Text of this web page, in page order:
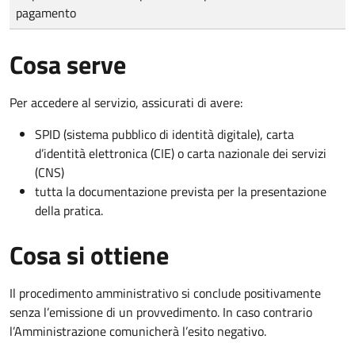
pagamento
Cosa serve
Per accedere al servizio, assicurati di avere:
SPID (sistema pubblico di identità digitale), carta
d’identità elettronica (CIE) o carta nazionale dei servizi
(CNS)
tutta la documentazione prevista per la presentazione
della pratica.
Cosa si ottiene
Il procedimento amministrativo si conclude positivamente
senza l’emissione di un provvedimento. In caso contrario
l’Amministrazione comunicherà l’esito negativo.